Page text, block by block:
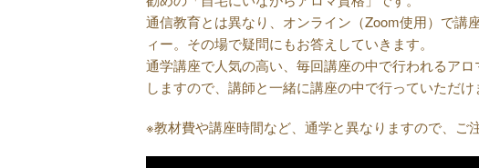
通信教育とは異なり、オンライン（Zoom使用）で講
ィー。その場で疑問にもお答えしていきます。
通学講座で人気の高い、毎回講座の中で行われるア
しますので、講師と一緒に講座の中で行っていただけ
※教材費や講座時間など、通学と異なりますので、ご